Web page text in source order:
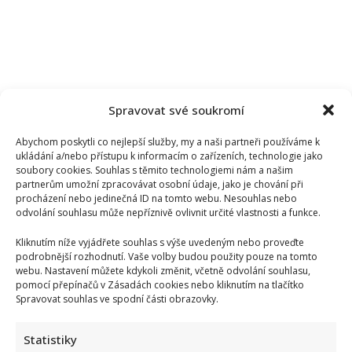
Spravovat své soukromí
Abychom poskytli co nejlepší služby, my a naši partneři používáme k
ukládání a/nebo přístupu k informacím o zařízeních, technologie jako
soubory cookies. Souhlas s těmito technologiemi nám a našim
partnerům umožní zpracovávat osobní údaje, jako je chování při
procházení nebo jedinečná ID na tomto webu. Nesouhlas nebo
odvolání souhlasu může nepříznivě ovlivnit určité vlastnosti a funkce.
Kliknutím níže vyjádřete souhlas s výše uvedeným nebo proveďte
podrobnější rozhodnutí. Vaše volby budou použity pouze na tomto
webu. Nastavení můžete kdykoli změnit, včetně odvolání souhlasu,
pomocí přepínačů v Zásadách cookies nebo kliknutím na tlačítko
Spravovat souhlas ve spodní části obrazovky.
Statistiky